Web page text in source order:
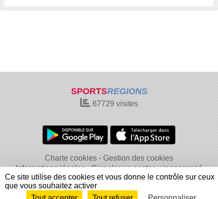
SPORTSREGIONS
67729 visites
Charte cookies
Gestion des cookies
Informations légales
Signaler un contenu inapproprié
Ce site utilise des cookies et vous donne le contrôle sur ceux
que vous souhaitez activer